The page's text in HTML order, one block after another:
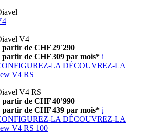
V4
partir de CHF 29´290
partir de CHF 309 par mois* i
LA DÉCOUVREZ-LA
V4 RS
V4 RS
partir de CHF 40’990
partir de CHF 439 par mois* i
LA DÉCOUVREZ-LA
V4 RS 100